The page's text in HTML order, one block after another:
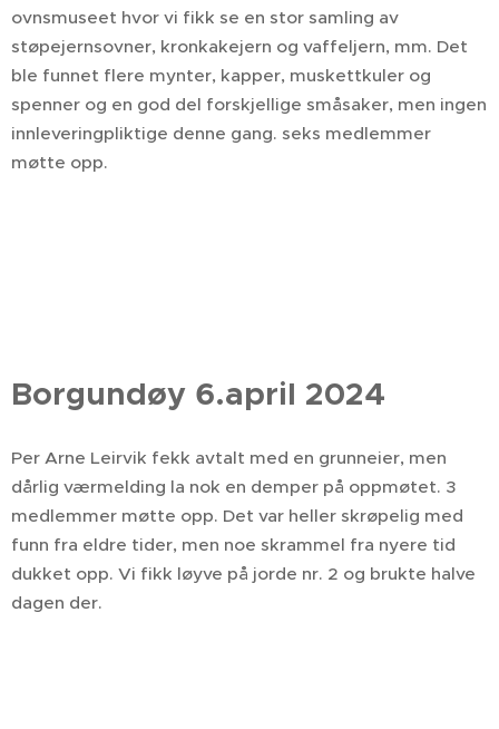
ovnsmuseet hvor vi fikk se en stor samling av
støpejernsovner, kronkakejern og vaffeljern, mm. Det
ble funnet flere mynter, kapper, muskettkuler og
spenner og en god del forskjellige småsaker, men ingen
innleveringpliktige denne gang. seks medlemmer
møtte opp.
Borgundøy 6.april 2024
Per Arne Leirvik fekk avtalt med en grunneier, men
dårlig værmelding la nok en demper på oppmøtet. 3
medlemmer møtte opp. Det var heller skrøpelig med
funn fra eldre tider, men noe skrammel fra nyere tid
dukket opp. Vi fikk løyve på jorde nr. 2 og brukte halve
dagen der.